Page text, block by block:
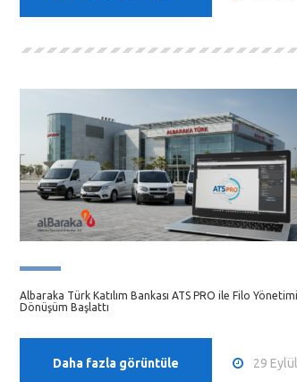
Albaraka Türk Katılım Bankası ATS PRO ile Filo
Dönüşüm Başlattı
Daha fazla görüntüle 29